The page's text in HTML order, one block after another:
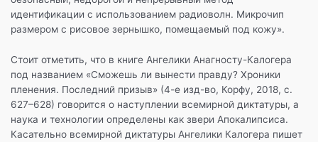
идентификации с использованием радиоволн. Микрочип
размером с рисовое зернышко, помещаемый под кожу».
Стоит отметить, что в книге Ангелики Анагносту-Калогера
под названием «Сможешь ли вынести правду? Хроники
пленения. Последний призыв» (4-е изд-во, Корфу, 2018, с.
627–628) говорится о наступлении всемирной диктатуры, а
наука и технологии определены как звери Апокалипсиса.
Касательно всемирной диктатуры Ангелики Калогера пишет